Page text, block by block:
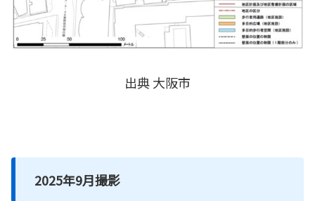
出典 大阪市
2025年9月撮影